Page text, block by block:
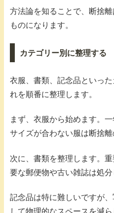
方法論を知ることで、断捨
ものになります。
カテゴリー別に整理する
衣服、書類、記念品といっ
れを順番に整理します。
まず、衣服から始めます。
サイズが合わない服は断捨離
次に、書類を整理します。
要な郵便物や古い雑誌は処分
記念品は特に難しいですが
して物理的なスペースを減ら